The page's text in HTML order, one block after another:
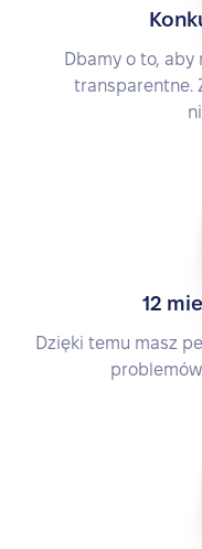
Dbamy o to, aby
transparentne.
12
Dzięki temu masz